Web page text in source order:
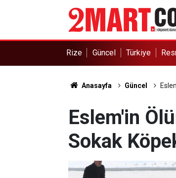
Rize Güncel Türkiye
Anasayfa Güncel
Eslem'in
Sokak